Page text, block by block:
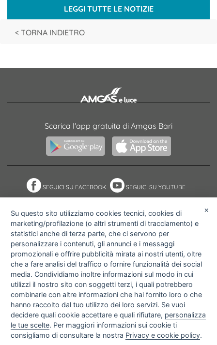
LEGGI TUTTE LE NOTIZIE
< TORNA INDIETRO
Scarica l'app gratuita di Amgas Bari
SEGUICI SU FACEBOOK SEGUICI SU YOUTUBE
NOTE ACCESSIBILITÀ
ACCESS KEY
MAPPA DEL SITO
PRIVACY POLICY
IMPOSTAZIONI PRIVACY E
COOKIE
Su questo sito utilizziamo cookies tecnici, cookies di
marketing/profilazione (o altri strumenti di tracciamento) e
statistici anche di terza parte, che ci servono per
personalizzare i contenuti, gli annunci e i messaggi
promozionali e offrire pubblicità mirata ai nostri utenti, oltre
che a fare analisi del traffico o fornire funzionalità dei social
media. Condividiamo inoltre informazioni sul modo in cui
utilizzi il nostro sito con soggetti terzi, i quali potrebbero
combinarle con altre informazioni che hai fornito loro o che
hanno raccolto dal tuo utilizzo dei loro servizi. Se vuoi
decidere quali cookie accettare e quali rifiutare, personalizza
le tue scelte. Per maggiori informazioni sui cookie ti
consigliamo di consultare la nostra Privacy e cookie policy.
×